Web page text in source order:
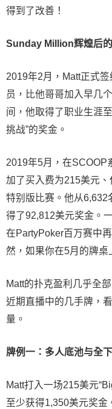
得到了改善！
Sunday Million辉煌后
2019年2月，Matt正式
员，比他哥哥加入早几
间，他取得了职业生涯
挑战”的奖金。
2019年5月，在SCOOP
加了买入费为215美元
特别版比赛。他从6,632
得了92,812美元奖金。
在PartyPoker百万赛中
然，如果你在5月的牌桌
Matt的扑克盈利几乎全
近期直播中的几手牌，
量。
牌例一：多人底池与全下
Matt打入一场215美元
至少获得1,350美元奖